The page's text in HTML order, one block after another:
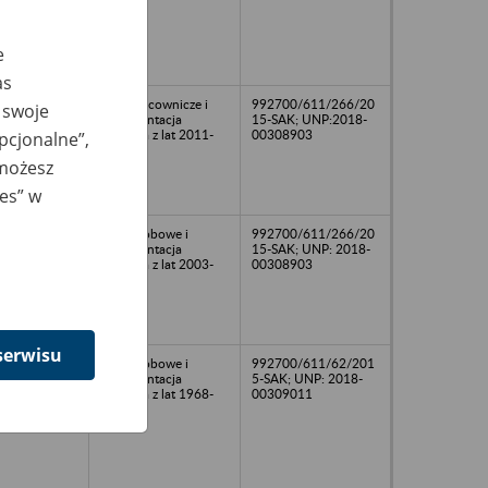
Akta pracownicze i
dokumentacja
płacowa z lat 2011-
992700/611/266/20
15-SAK; UNP:2018-
00308903
Akta osobowe i
dokumentacja
płacowa z lat 2003-
992700/611/266/20
15-SAK; UNP: 2018-
00308903
Akta osobowe i
dokumentacja
płacowa z lat 1968-
992700/611/62/201
5-SAK; UNP: 2018-
00309011
w